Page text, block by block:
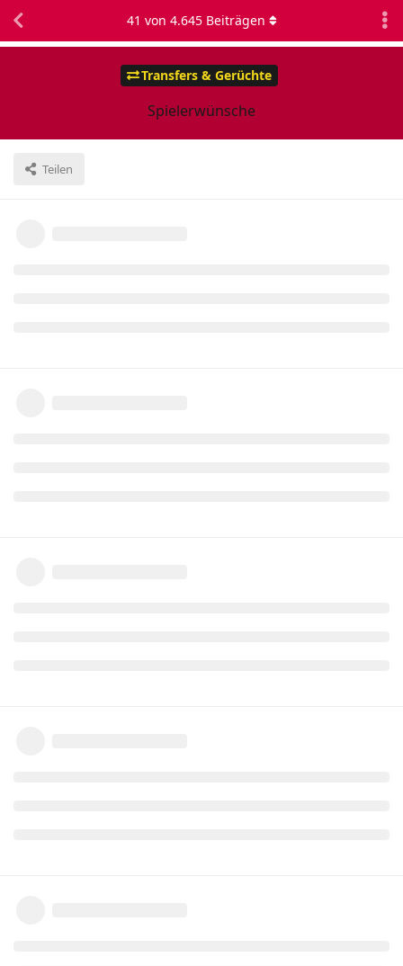
Transfers & Gerüchte
Spielerwünsche
Teilen
41 von 4.645Beiträgen